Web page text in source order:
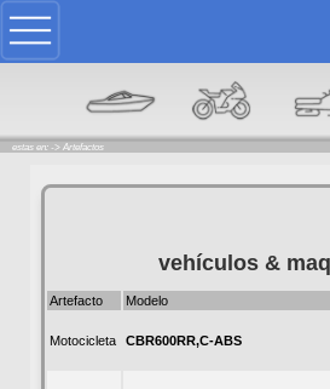
estas en: -> Artefactos
vehículos &
Artefacto Modelo
Motocicleta CBR600RR,C-ABS